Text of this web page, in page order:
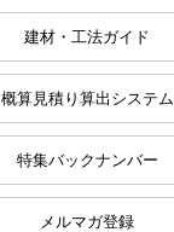
建材・工法ガイド
概算見積り算出システム
特集バックナンバー
メルマガ登録